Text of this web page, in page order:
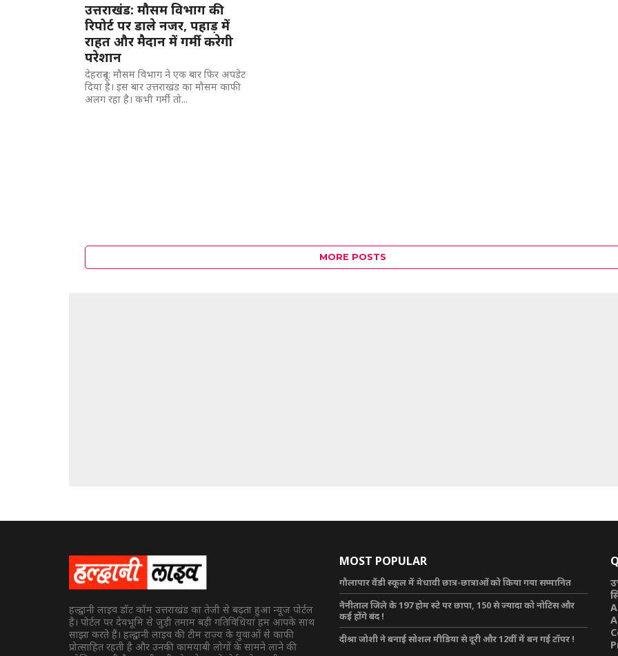
उत्तराखंड: मौसम विभाग की
रिपोर्ट पर डाले नजर, पहाड़ में
राहत और मैदान में गर्मी करेगी
परेशान
देहरादून: मौसम विभाग ने एक बार फिर अपडेट
दिया है। इस बार उत्तराखंड का मौसम काफी
अलग रहा है। कभी गर्मी तो...
MORE POSTS
हल्द्वानी लाइव डॉट कॉम उत्तराखंड का तेजी से बढ़ता हुआ न्यूज पोर्टल
है। पोर्टल पर देवभूमि से जुड़ी तमाम बड़ी गतिविधियां हम आपके साथ
साझा करते हैं। हल्द्वानी लाइव की टीम राज्य के युवाओं से काफी
प्रोत्साहित रहती है और उनकी कामयाबी लोगों के सामने लाने की
MOST POPULAR
गौलापार वैंडी स्कूल में मेधावी छात्र-छात्राओं को किया गया सम्मानित
नैनीताल जिले के 197 होम स्टे पर छापा, 150 से ज्यादा को नोटिस और
कई होंगे बंद !
दीश्रा जोशी ने बनाई सोशल मीडिया से दूरी और 12वीं में बन गई टॉपर !